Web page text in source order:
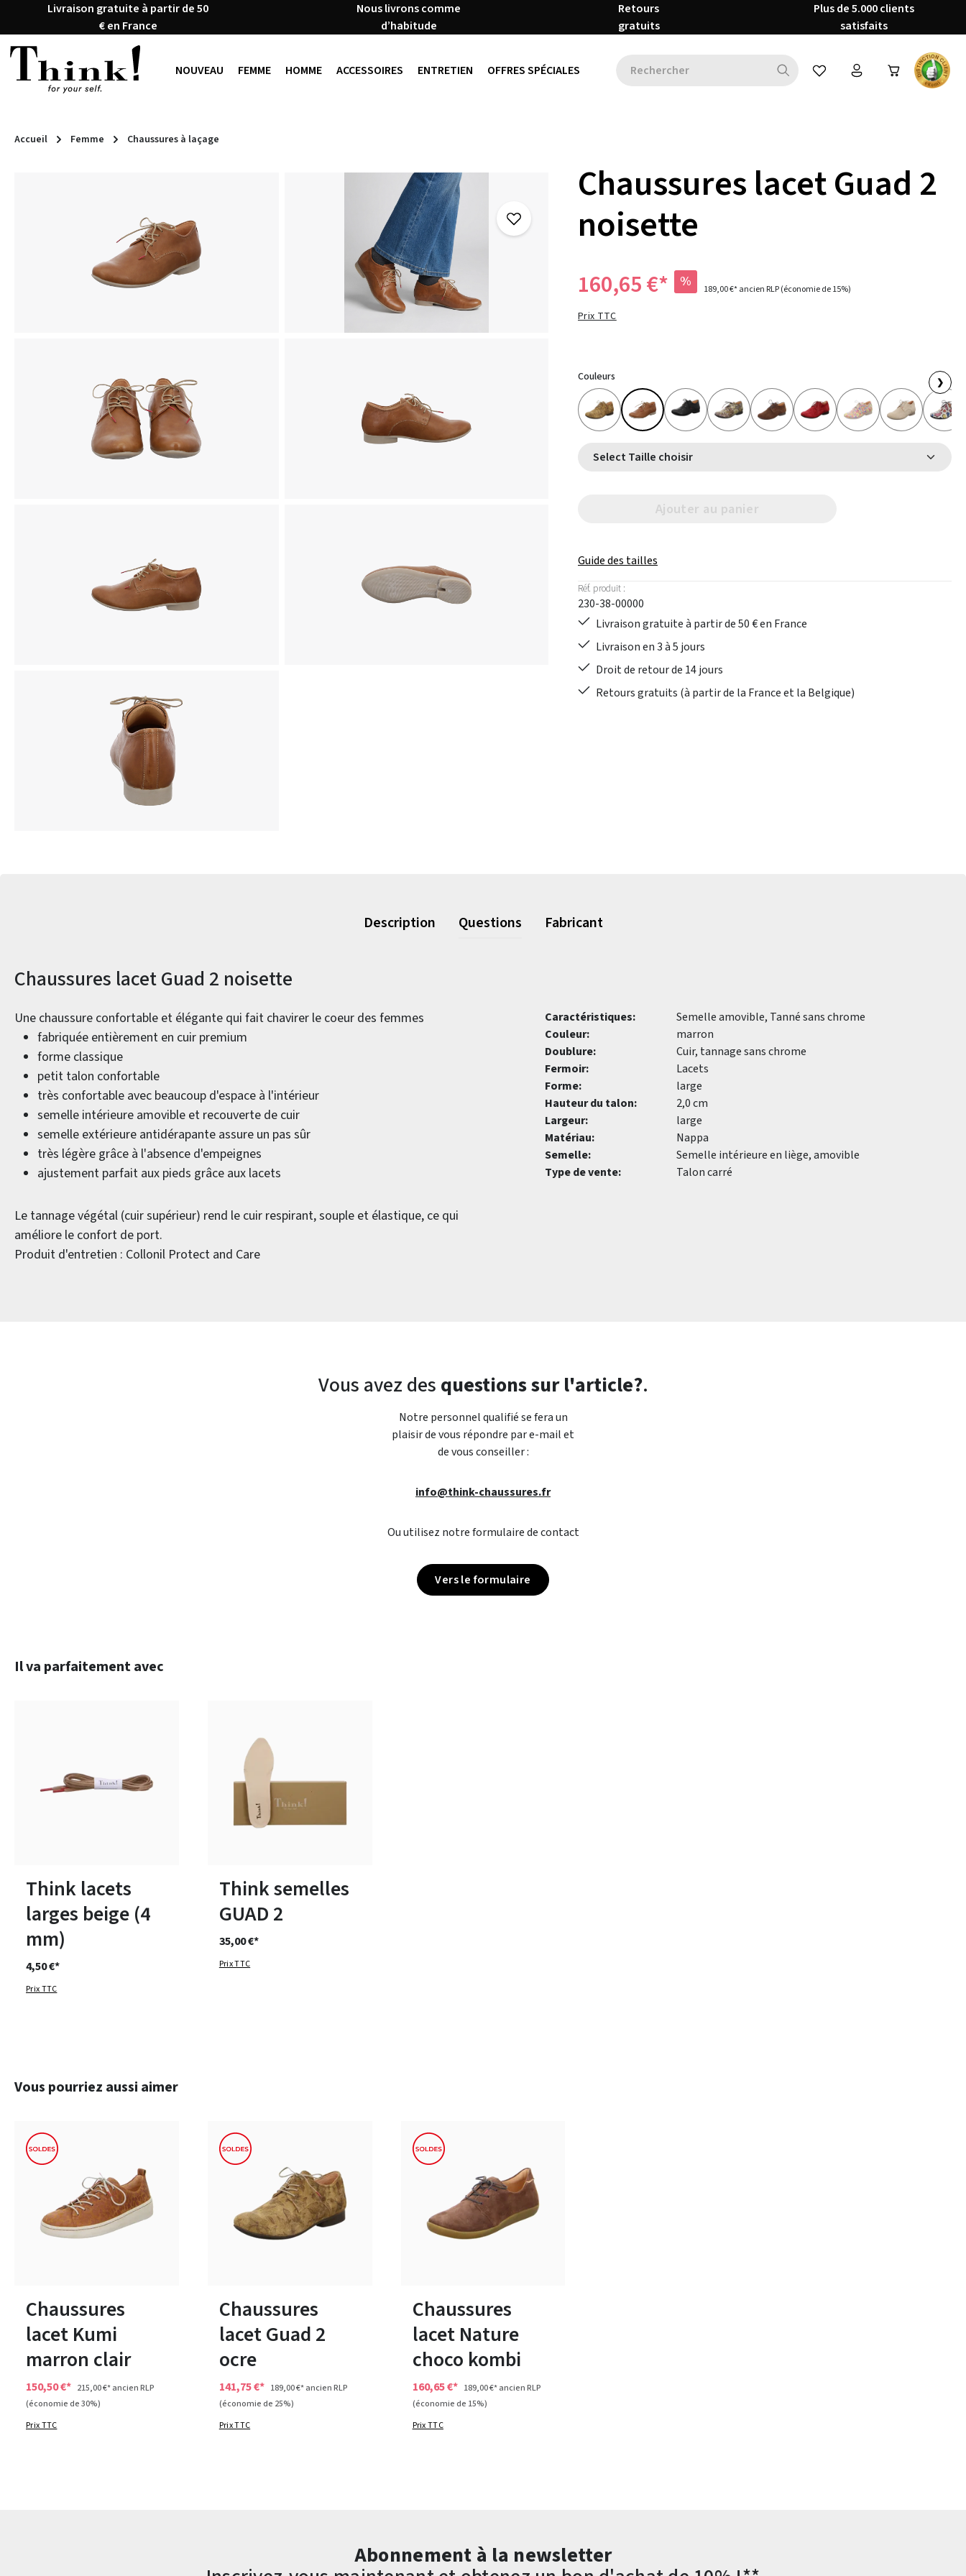
au contenu principal
Passer à la recherche
Passer à la navigation principale
Livraison gratuite à partir de 50
€ en France
Nous livrons comme
d’habitude
Retours
gratuits
Plus de 5.000 clients
satisfaits
NOUVEAU FEMME HOMME ACCESSOIRES ENTRETIEN OFFRES SPÉCIALES Vous avez 0 articles dans votre
Accueil Femme Chaussures à laçage
Chaussures lacet Guad 2
noisette
160,65 €* % 189,00 €*ancien RLP(économie de 15%)
Prix TTC
Couleurs ❯
Select Taille choisir
Ajouter au panier
Guide des tailles
Réf. produit :
230-38-00000
Livraison gratuite à partir de 50 € en France
Livraison en 3 à 5 jours
Droit de retour de 14 jours
Retours gratuits (à partir de la France et la Belgique)
Description Questions Fabricant
Informations sur le produit
Chaussures lacet Guad 2 noisette
Une chaussure confortable et élégante qui fait chavirer le coeur des femmes
fabriquée entièrement en cuir premium
forme classique
petit talon confortable
très confortable avec beaucoup d'espace à l'intérieur
semelle intérieure amovible et recouverte de cuir
semelle extérieure antidérapante assure un pas sûr
très légère grâce à l'absence d'empeignes
ajustement parfait aux pieds grâce aux lacets
Le tannage végétal (cuir supérieur) rend le cuir respirant, souple et élastique, ce qui
améliore le confort de port.
Produit d'entretien : Collonil Protect and Care
Caractéristiques:
Semelle amovible, Tanné sans chrome
Couleur:
marron
Doublure:
Cuir, tannage sans chrome
Fermoir:
Lacets
Forme:
large
Hauteur du talon:
2,0 cm
Largeur:
large
Matériau:
Nappa
Semelle:
Semelle intérieure en liège, amovible
Type de vente:
Talon carré
Vous avez des questions sur l'article?.
Notre personnel qualifié se fera un
plaisir de vous répondre par e-mail et
de vous conseiller :
info@think-chaussures.fr
Ou utilisez notre formulaire de contact
Vers le formulaire
Ignorer la galerie de produits
Il va parfaitement avec
Think lacets
larges beige (4
mm)
4,50 €*
Prix TTC
Think semelles
GUAD 2
35,00 €*
Prix TTC
Ignorer la galerie de produits
Vous pourriez aussi aimer
Chaussures
lacet Kumi
marron clair
150,50 €* 215,00 €*ancien RLP
(économie de 30%)
Prix TTC
Chaussures
lacet Guad 2
ocre
141,75 €* 189,00 €*ancien RLP
(économie de 25%)
Prix TTC
Chaussures
lacet Nature
choco kombi
160,65 €* 189,00 €*ancien RLP
(économie de 15%)
Prix TTC
Abonnement à la newsletter